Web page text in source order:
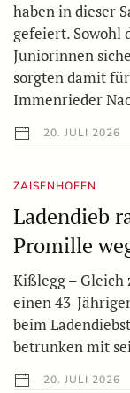
haben in dieser
gefeiert. Sowohl
Juniorinnen
sorgten damit
Immenrieder
20. JULI 2026
ZAISENHOFEN
Ladendieb
Promille
Kißlegg – Gleich
einen 43-
beim
betrunken mit
20. JULI 2026